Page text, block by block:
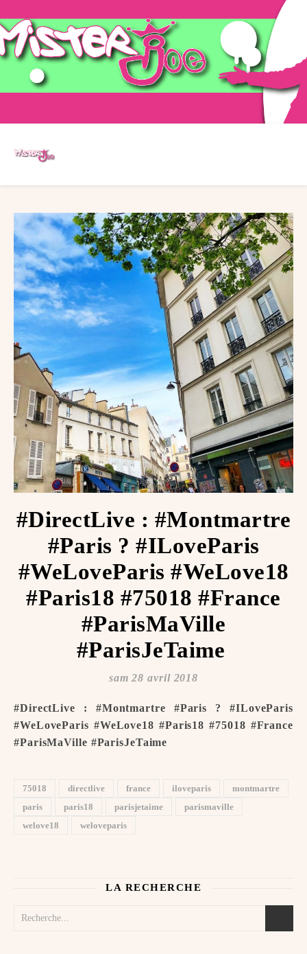
#DirectLive : #Montmartre
#Paris ? #ILoveParis
#WeLoveParis #WeLove18
#Paris18 #75018 #France
#ParisMaVille
#ParisJeTaime ️
sam 28 avril 2018
#DirectLive : #Montmartre #Paris ? #ILoveParis
#WeLoveParis #WeLove18 #Paris18 #75018 #France
#ParisMaVille #ParisJeTaime ️
75018 directlive france iloveparis
montmartre
paris
paris18 parisjetaime
parismaville
welove18
weloveparis
LA RECHERCHE